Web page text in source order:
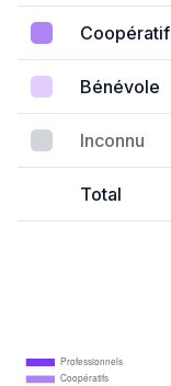
Coopératif
Bénévole
Inconnu
Total
Professionnels
Coopératifs